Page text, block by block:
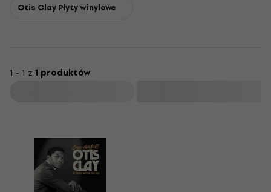
Otis Clay Płyty winylowe
1 - 1 z 1 produktów